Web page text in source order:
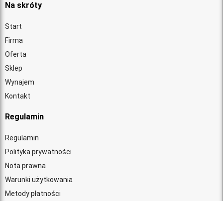
Na skróty
Start
Firma
Oferta
Sklep
Wynajem
Kontakt
Regulamin
Regulamin
Polityka prywatności
Nota prawna
Warunki użytkowania
Metody płatności